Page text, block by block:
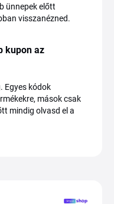
ünnepek előtt
visszanézned.
kupon az
Egyes kódok
mások csak
mindig olvasd el a